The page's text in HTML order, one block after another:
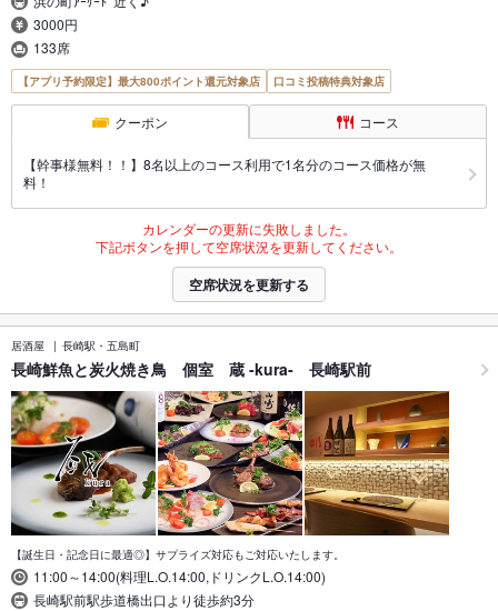
3000円
133席
【アプリ予約限定】最大800ポイント還元対象店 口コミ投稿特典対象店
クーポン コース
【幹事様無料！！】8名以上のコース利用で1名分のコース価格が無
料！
カレンダーの更新に失敗しました。
下記ボタンを押して空席状況を更新してください。
空席状況を更新する
居酒屋 長崎駅・五島町
長崎鮮魚と炭火焼き鳥 個室 蔵 -kura- 長崎駅前
【誕生日・記念日に最適◎】サプライズ対応もご対応いたします。
11:00～14:00(料理L.O.14:00,ドリンクL.O.14:00)
長崎駅前駅歩道橋出口より徒歩約3分